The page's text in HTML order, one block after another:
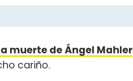
muerte de Ángel Mahler
cariño.